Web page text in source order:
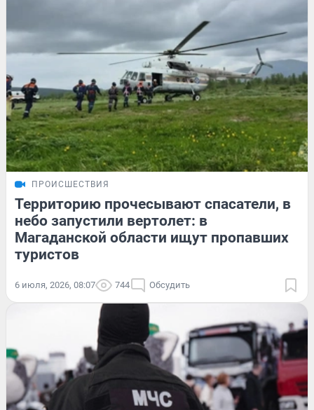
ПРОИСШЕСТВИЯ
Территорию прочесывают спасатели, в
небо запустили вертолет: в
Магаданской области ищут пропавших
туристов
6 июля, 2026, 08:07 744 Обсудить